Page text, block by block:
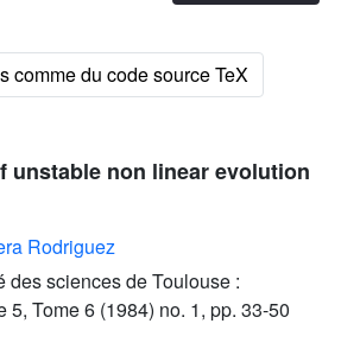
unstable non linear evolution
Rodriguez
des sciences de Toulouse :
5, Tome 6 (1984) no. 1, pp. 33-50